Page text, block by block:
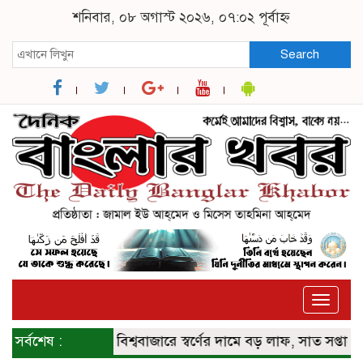
শনিবার, ০৮ অগাস্ট ২০২৬, ০৭:০২ পূর্বাহ্ন
Search
Toggle
সর্বশেষ : বিশ্ববাজারে স্বর্ণের দামে বড় লাফ, সাত সপ্তাহের